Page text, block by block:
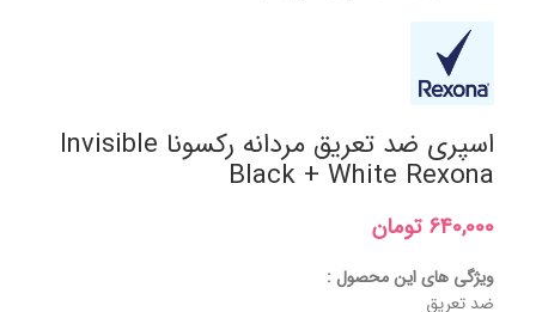
اسپری ضد تعریق مردانه رکسونا Invisible
Black + White Rexona
تومان
ویژگی های این محصول :
ضد تعریق